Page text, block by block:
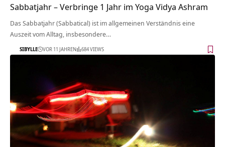
Sabbatjahr – Verbringe 1 Jahr im Yoga Vidya Ashram
Das Sabbatjahr (Sabbatical) ist im allgemeinen Verständnis eine
Auszeit vom Alltag, insbesondere…
SIBYLLE VOR 11 JAHREN 684 VIEWS